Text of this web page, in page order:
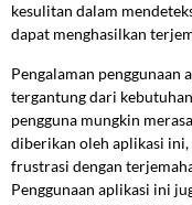
kesulitan dalam
dapat menghasilkan
Pengalaman penggunaan
tergantung dari
pengguna mungkin
diberikan oleh aplikasi
frustrasi dengan
Penggunaan aplikasi ini